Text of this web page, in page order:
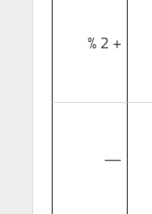
+ 2 %
—